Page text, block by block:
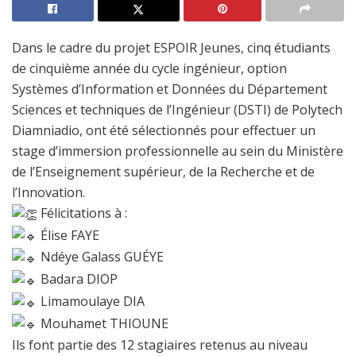
Dans le cadre du projet ESPOIR Jeunes, cinq étudiants
de cinquième année du cycle ingénieur, option
Systèmes d’Information et Données du Département
Sciences et techniques de l’Ingénieur (DSTI) de Polytech
Diamniadio, ont été sélectionnés pour effectuer un
stage d’immersion professionnelle au sein du Ministère
de l’Enseignement supérieur, de la Recherche et de
l’Innovation.
Félicitations à :
Élise FAYE
Ndéye Galass GUÉYE
Badara DIOP
Limamoulaye DIA
Mouhamet THIOUNE
Ils font partie des 12 stagiaires retenus au niveau